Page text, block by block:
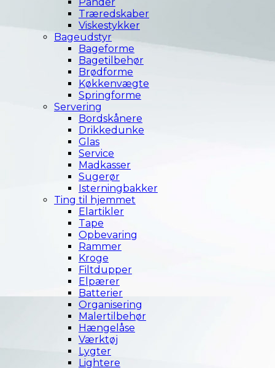
Træredskaber
Viskestykker
Bageudstyr
Bageforme
Bagetilbehør
Brødforme
Køkkenvægte
Springforme
Servering
Bordskånere
Drikkedunke
Glas
Service
Madkasser
Sugerør
Isterningbakker
Ting til hjemmet
Elartikler
Tape
Opbevaring
Rammer
Kroge
Filtdupper
Elpærer
Batterier
Organisering
Malertilbehør
Hængelåse
Værktøj
Lygter
Lightere